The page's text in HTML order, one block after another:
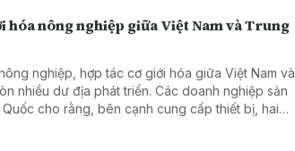
hóa nông nghiệp giữa Việt Nam và Trung
nghiệp, hợp tác cơ giới hóa giữa Việt Nam và
nhiều dư địa phát triển. Các doanh nghiệp sản
cho rằng, bên cạnh cung cấp thiết bị, hai